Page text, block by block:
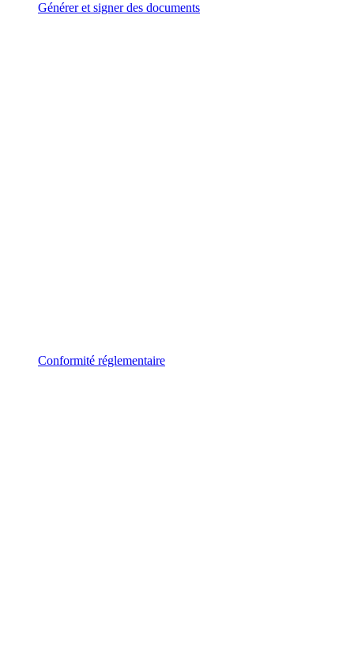
Générer et signer des documents
Conformité réglementaire